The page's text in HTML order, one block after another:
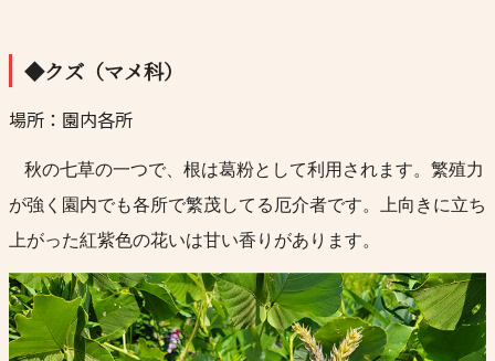
◆クズ（マメ科）
場所：園内各所
秋の七草の一つで、根は葛粉として利用されます。繁殖力
が強く園内でも各所で繁茂してる厄介者です。上向きに立ち
上がった紅紫色の花いは甘い香りがあります。